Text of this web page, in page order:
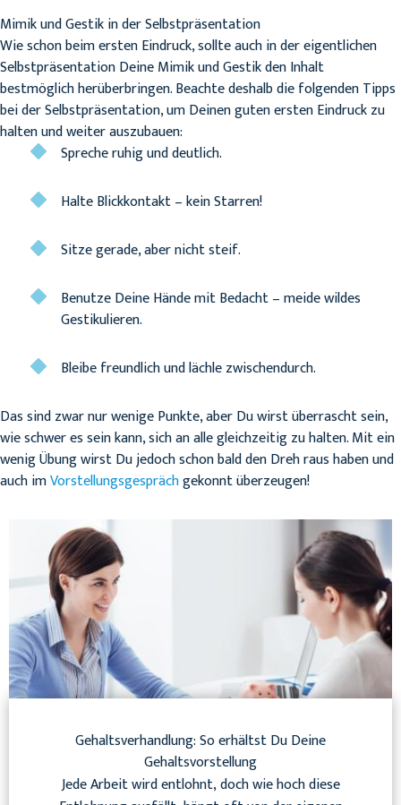
Mimik und Gestik in der Selbstpräsentation
Wie schon beim ersten Eindruck, sollte auch in der eigentlichen
Selbstpräsentation Deine Mimik und Gestik den Inhalt
bestmöglich herüberbringen. Beachte deshalb die folgenden Tipps
bei der Selbstpräsentation, um Deinen guten ersten Eindruck zu
halten und weiter auszubauen:
Spreche ruhig und deutlich.
Halte Blickkontakt – kein Starren!
Sitze gerade, aber nicht steif.
Benutze Deine Hände mit Bedacht – meide wildes
Gestikulieren.
Bleibe freundlich und lächle zwischendurch.
Das sind zwar nur wenige Punkte, aber Du wirst überrascht sein,
wie schwer es sein kann, sich an alle gleichzeitig zu halten. Mit ein
wenig Übung wirst Du jedoch schon bald den Dreh raus haben und
auch imVorstellungsgesprächgekonnt überzeugen!
Gehaltsverhandlung: So erhältst Du Deine
Gehaltsvorstellung
Jede Arbeit wird entlohnt, doch wie hoch diese